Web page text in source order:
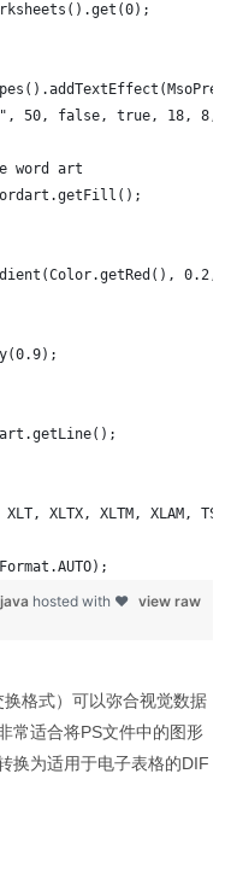
50, false, true, 18, 8,
word art
0.2,
XLTX, XLTM, XLAM,
view raw
hosted with ❤
格式）可以弥合视觉数据
常适合将PS文件中的图形
换为适用于电子表格的DIF